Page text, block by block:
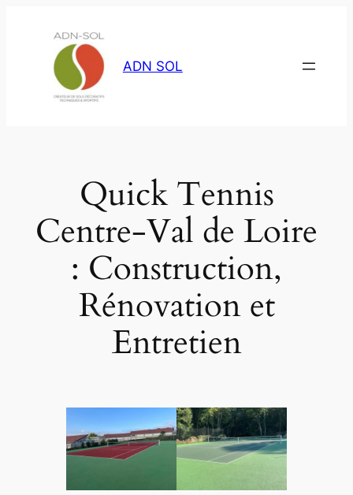
contenu
ADN SOL
Quick Tennis
Centre-Val de Loire
: Construction,
Rénovation et
Entretien